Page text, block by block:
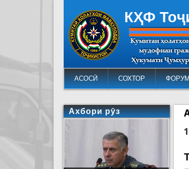
КҲФ
АСОСӢ СОХТОР
Ахбори рӯз